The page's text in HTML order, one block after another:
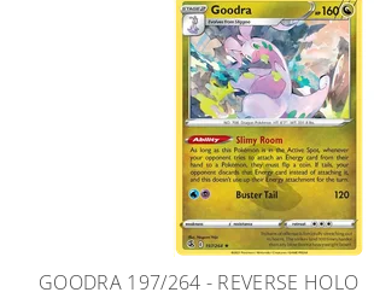
GOODRA 197/264 - REVERSE HOLO